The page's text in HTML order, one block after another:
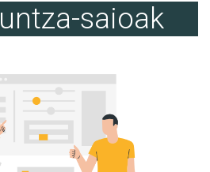
saioak